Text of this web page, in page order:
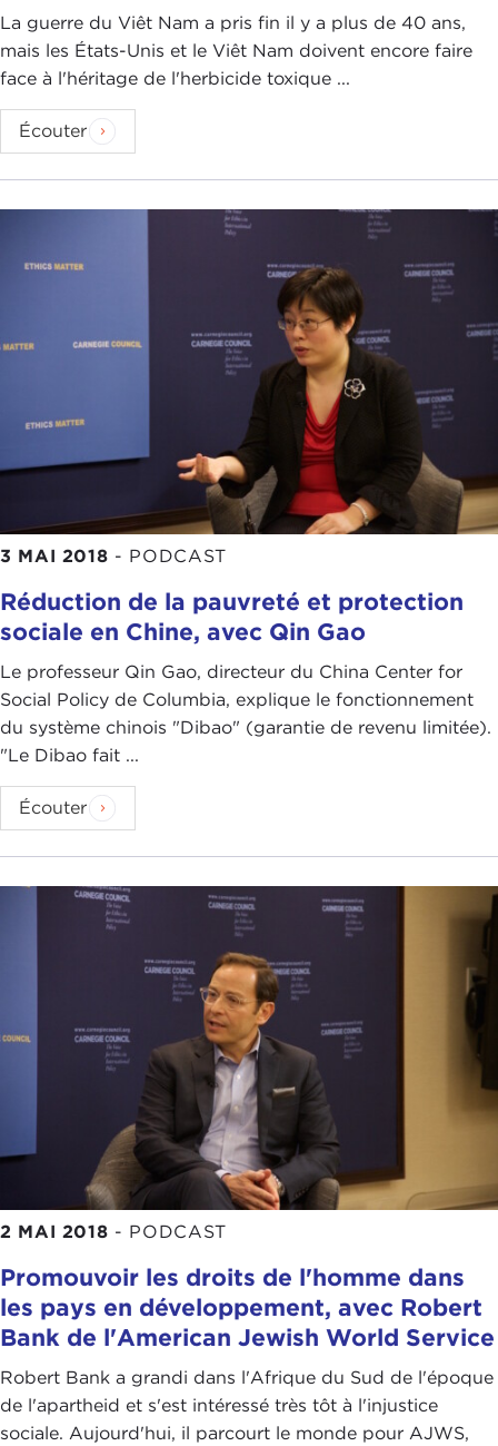
La guerre du Viêt Nam a pris fin il y a plus de 40 ans,
mais les États-Unis et le Viêt Nam doivent encore faire
face à l'héritage de l'herbicide toxique ...
Écouter
3 MAI 2018 - PODCAST
Réduction de la pauvreté et protection
sociale en Chine, avec Qin Gao
Le professeur Qin Gao, directeur du China Center for
Social Policy de Columbia, explique le fonctionnement
du système chinois "Dibao" (garantie de revenu limitée).
"Le Dibao fait ...
Écouter
2 MAI 2018 - PODCAST
Promouvoir les droits de l'homme dans
les pays en développement, avec Robert
Bank de l'American Jewish World Service
Robert Bank a grandi dans l'Afrique du Sud de l'époque
de l'apartheid et s'est intéressé très tôt à l'injustice
sociale. Aujourd'hui, il parcourt le monde pour AJWS,